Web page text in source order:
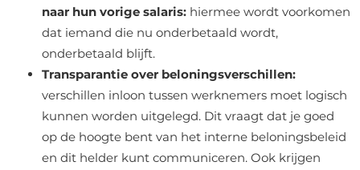
naar hun vorige salaris: hiermee wordt voorkomen
dat iemand die nu onderbetaald wordt,
onderbetaald blijft.
Transparantie over beloningsverschillen:
verschillen inloon tussen werknemers moet logisch
kunnen worden uitgelegd. Dit vraagt dat je goed
op de hoogte bent van het interne beloningsbeleid
en dit helder kunt communiceren. Ook krijgen